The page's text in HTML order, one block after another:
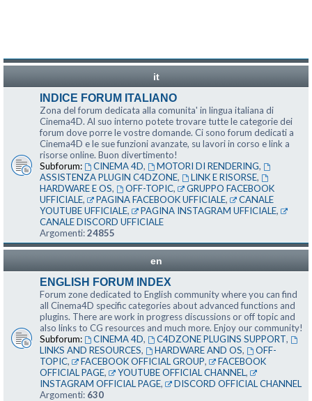
it
INDICE FORUM ITALIANO
Zona del forum dedicata alla comunita' in lingua italiana di
Cinema4D. Al suo interno potete trovare tutte le categorie dei
forum dove porre le vostre domande. Ci sono forum dedicati a
Cinema4D e le sue funzioni avanzate, su lavori in corso e link a
risorse online. Buon divertimento!
Subforum:
CINEMA 4D, MOTORI DI RENDERING,
ASSISTENZA PLUGIN C4DZONE, LINK E RISORSE,
HARDWARE E OS, OFF-TOPIC,
GRUPPO FACEBOOK
UFFICIALE, PAGINA FACEBOOK UFFICIALE,
CANALE
YOUTUBE UFFICIALE, PAGINA INSTAGRAM UFFICIALE,
CANALE DISCORD UFFICIALE
Argomenti:24855
en
ENGLISH FORUM INDEX
Forum zone dedicated to English community where you can find
all Cinema4D specific categories about advanced functions and
plugins. There are work in progress discussions or off topic and
also links to CG resources and much more. Enjoy our community!
Subforum:
CINEMA 4D, C4DZONE PLUGINS SUPPORT,
LINKS AND RESOURCES, HARDWARE AND OS,
OFF-
TOPIC, FACEBOOK OFFICIAL GROUP,
FACEBOOK
OFFICIAL PAGE, YOUTUBE OFFICIAL CHANNEL,
INSTAGRAM OFFICIAL PAGE,
DISCORD OFFICIAL CHANNEL
Argomenti: 630